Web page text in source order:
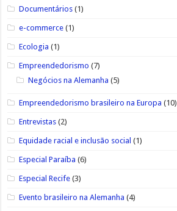
Documentários (1)
e-commerce (1)
Ecologia (1)
Empreendedorismo (7)
Negócios na Alemanha (5)
Empreendedorismo brasileiro na Europa (10)
Entrevistas (2)
Equidade racial e inclusão social (1)
Especial Paraíba (6)
Especial Recife (3)
Evento brasileiro na Alemanha (4)